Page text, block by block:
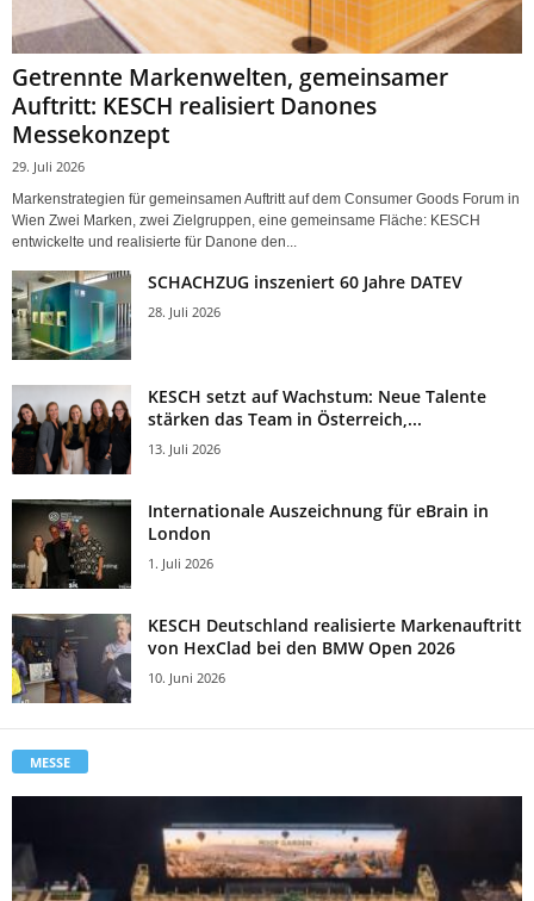
Getrennte Markenwelten, gemeinsamer
Auftritt: KESCH realisiert Danones
Messekonzept
29. Juli 2026
Markenstrategien für gemeinsamen Auftritt auf dem Consumer Goods Forum in
Wien Zwei Marken, zwei Zielgruppen, eine gemeinsame Fläche: KESCH
entwickelte und realisierte für Danone den...
SCHACHZUG inszeniert 60 Jahre DATEV
28. Juli 2026
KESCH setzt auf Wachstum: Neue Talente
stärken das Team in Österreich,...
13. Juli 2026
Internationale Auszeichnung für eBrain in
London
1. Juli 2026
KESCH Deutschland realisierte Markenauftritt
von HexClad bei den BMW Open 2026
10. Juni 2026
MESSE